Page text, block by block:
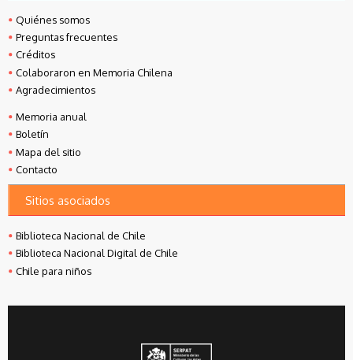
Quiénes somos
Preguntas frecuentes
Créditos
Colaboraron en Memoria Chilena
Agradecimientos
Memoria anual
Boletín
Mapa del sitio
Contacto
Sitios asociados
Biblioteca Nacional de Chile
Biblioteca Nacional Digital de Chile
Chile para niños